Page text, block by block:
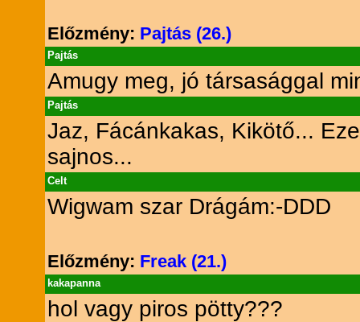
Előzmény: Pajtás (26.)
Pajtás
Amugy meg, jó társasággal
Pajtás
Jaz, Fácánkakas, Kikötő...
sajnos...
Celt
Wigwam szar Drágám:-DDD
Előzmény: Freak (21.)
kakapanna
hol vagy piros pötty???